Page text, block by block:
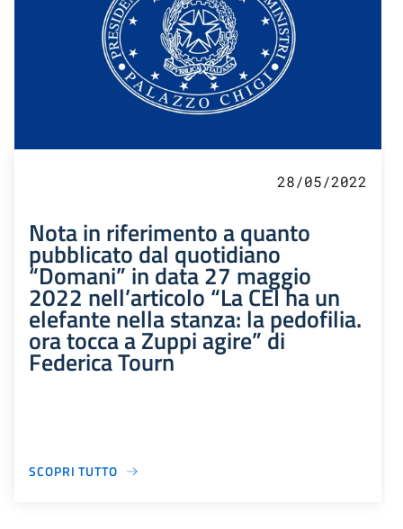
28/05/2022
Nota in riferimento a quanto
pubblicato dal quotidiano
“Domani” in data 27 maggio
2022 nell’articolo “La CEI ha un
elefante nella stanza: la pedofilia.
ora tocca a Zuppi agire” di
Federica Tourn
SCOPRI TUTTO